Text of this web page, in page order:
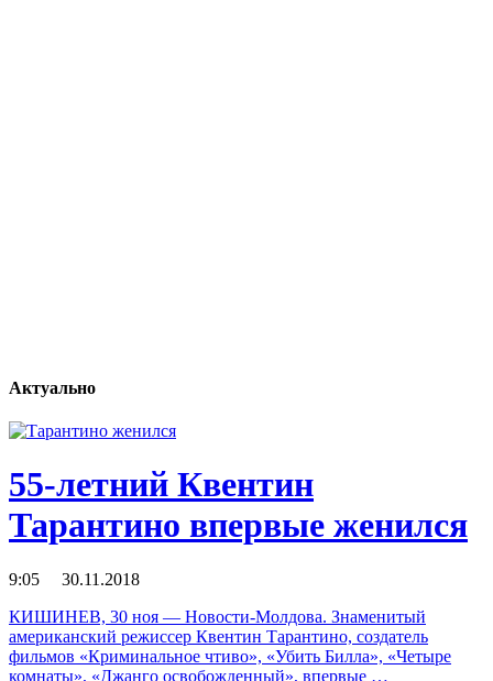
Актуально
55-летний Квентин
Тарантино впервые женился
9:05 30.11.2018
КИШИНЕВ, 30 ноя — Новости-Молдова. Знаменитый
американский режиссер Квентин Тарантино, создатель
фильмов «Криминальное чтиво», «Убить Билла», «Четыре
комнаты», «Джанго освобожденный», впервые …